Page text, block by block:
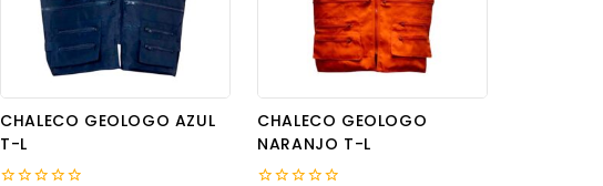
CHALECO GEOLOGO AZUL
T-L
CHALECO GEOLOGO
NARANJO T-L